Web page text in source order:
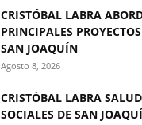
CRISTÓBAL LABRA
PRINCIPALES
SAN JOAQUÍN
Agosto 8, 2026
CRISTÓBAL LABRA
SOCIALES DE SAN